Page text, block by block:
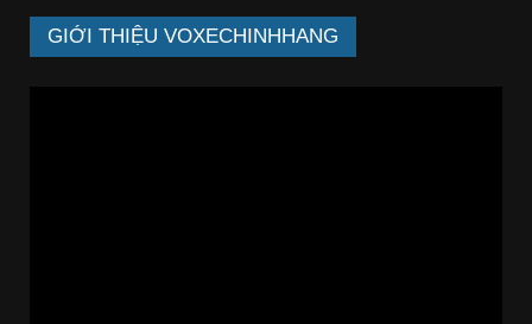
GIỚI THIỆU VOXECHINHHANG